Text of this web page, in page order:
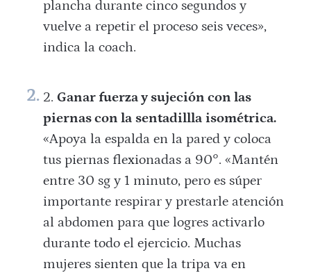
plancha durante cinco segundos y
vuelve a repetir el proceso seis veces»,
indica la coach.
Ganar fuerza y sujeción con las
piernas con la sentadillla isométrica.
«Apoya la espalda en la pared y coloca
tus piernas flexionadas a 90°. «Mantén
entre 30 sg y 1 minuto, pero es súper
importante respirar y prestarle atención
al abdomen para que logres activarlo
durante todo el ejercicio. Muchas
mujeres sienten que la tripa va en